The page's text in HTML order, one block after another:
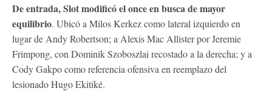
De entrada, Slot modificó el once en busca de mayor
equilibrio. Ubicó a Milos Kerkez como lateral izquierdo en
lugar de Andy Robertson; a Alexis Mac Allister por Jeremie
Frimpong, con Dominik Szoboszlai recostado a la derecha; y a
Cody Gakpo como referencia ofensiva en reemplazo del
lesionado Hugo Ekitiké.